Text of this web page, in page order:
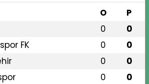
O P
0 0
FK 0 0
0 0
0 0